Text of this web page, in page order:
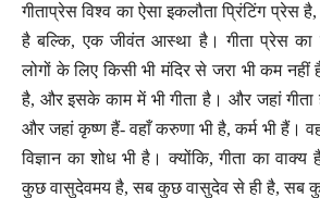
गीताप्रेस विश्व का ऐसा इकलौता प्रिंटिंग प्रेस
है बल्कि, एक जीवंत आस्था है। गीता प्रेस का
लोगों के लिए किसी भी मंदिर से जरा भी कम नहीं
है, और इसके काम में भी गीता है। और जहां गीता
और जहां कृष्ण हैं- वहाँ करुणा भी है, कर्म भी हैं।
विज्ञान का शोध भी है। क्योंकि, गीता का वाक्य
कुछ वासुदेवमय है, सब कुछ वासुदेव से ही है, सब